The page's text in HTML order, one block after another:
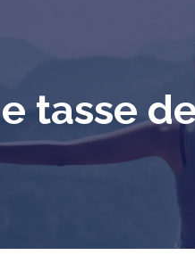
tasse